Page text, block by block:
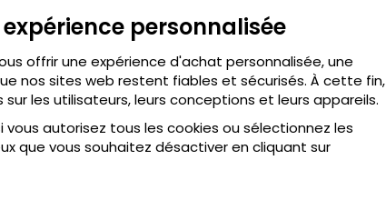
personnalisée
offrir une expérience d'achat personnalisée, une
nos sites web restent fiables et sécurisés. À cette fin,
les utilisateurs, leurs conceptions et leurs appareils.
vous autorisez tous les cookies ou sélectionnez les
que vous souhaitez désactiver en cliquant sur